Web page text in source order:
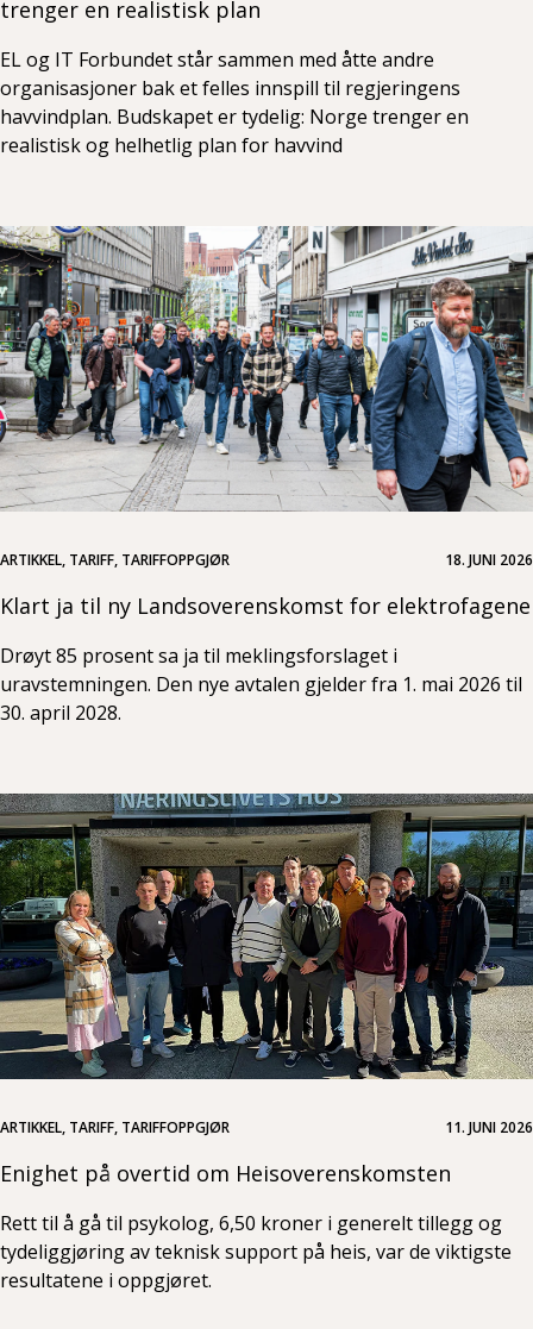
trenger en realistisk plan
EL og IT Forbundet står sammen med åtte andre
organisasjoner bak et felles innspill til regjeringens
havvindplan. Budskapet er tydelig: Norge trenger en
realistisk og helhetlig plan for havvind
ARTIKKEL, TARIFF, TARIFFOPPGJØR 18. JUNI 2026
Klart ja til ny Landsoverenskomst for elektrofagene
Drøyt 85 prosent sa ja til meklingsforslaget i
uravstemningen. Den nye avtalen gjelder fra 1. mai 2026 til
30. april 2028.
ARTIKKEL, TARIFF, TARIFFOPPGJØR 11. JUNI 2026
Enighet på overtid om Heisoverenskomsten
Rett til å gå til psykolog, 6,50 kroner i generelt tillegg og
tydeliggjøring av teknisk support på heis, var de viktigste
resultatene i oppgjøret.